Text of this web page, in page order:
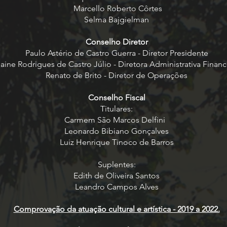
Marcello Roberto Côrtes
Selma Bajgielman
Conselho Diretor
Paulo Astério de Castro Guerra - Diretor Presidente
Rodrigues de Castro Júlio - Diretora Administrativa
Renato de Brito - Diretor de Operações
Conselho Fiscal
Titulares:
Carmem São Marcos Delfini
Leonardo Bibiano Gonçalves
Luiz Henrique Tinoco de Barros
Suplentes:
Edith de Oliveira Santos
Leandro Campos Alves
Comprovação da atuação cultural e artística - 2019 a 2022.